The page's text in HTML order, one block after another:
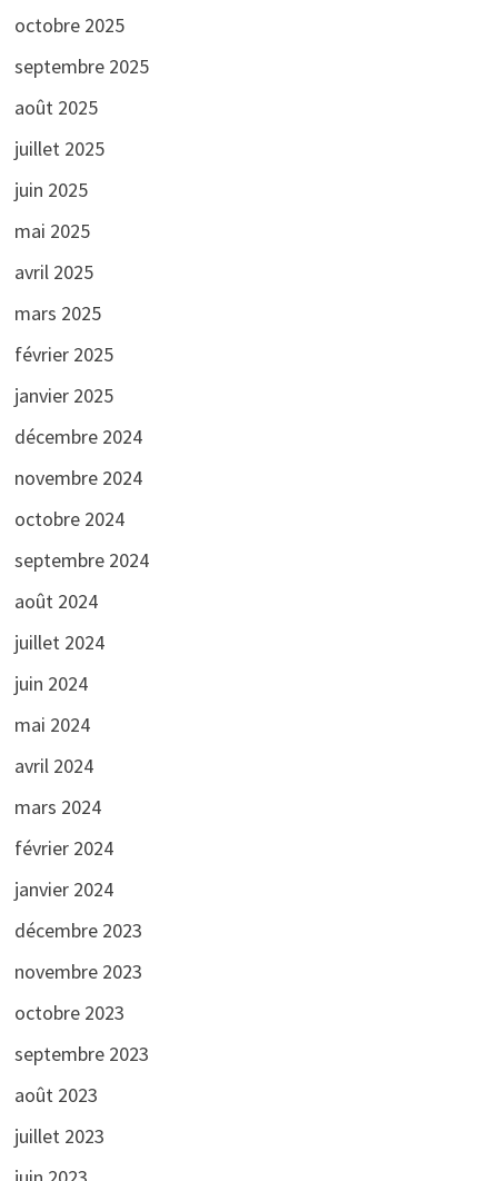
octobre 2025
septembre 2025
août 2025
juillet 2025
juin 2025
mai 2025
avril 2025
mars 2025
février 2025
janvier 2025
décembre 2024
novembre 2024
octobre 2024
septembre 2024
août 2024
juillet 2024
juin 2024
mai 2024
avril 2024
mars 2024
février 2024
janvier 2024
décembre 2023
novembre 2023
octobre 2023
septembre 2023
août 2023
juillet 2023